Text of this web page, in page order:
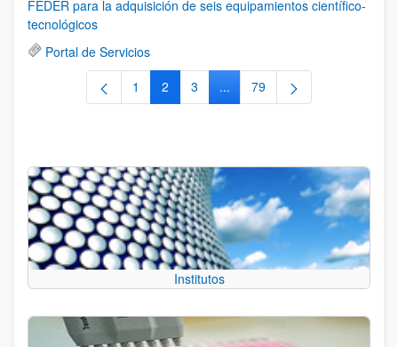
FEDER para la adquisición de seis equipamientos científico-
tecnológicos
Portal de Servicios
Página
1 Página
2 Página
3 ...Páginas intermedias Use TAB
Página
79
Institutos